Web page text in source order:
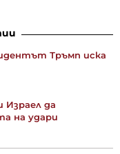
Тръмп иска
Израел да
на удари